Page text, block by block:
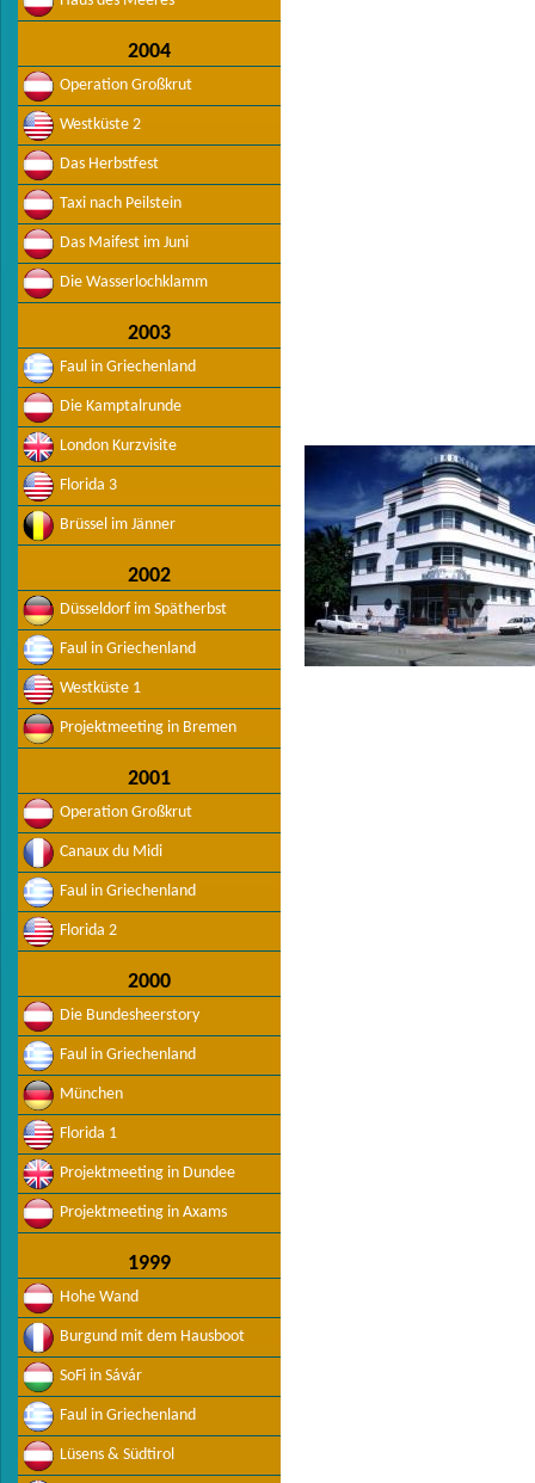
2004
Operation Großkrut
Westküste 2
Das Herbstfest
Taxi nach Peilstein
Das Maifest im Juni
Die Wasserlochklamm
2003
Faul in Griechenland
Die Kamptalrunde
London Kurzvisite
Florida 3
Brüssel im Jänner
2002
Düsseldorf im Spätherbst
Faul in Griechenland
Westküste 1
Projektmeeting in Bremen
2001
Operation Großkrut
Canaux du Midi
Faul in Griechenland
Florida 2
2000
Die Bundesheerstory
Faul in Griechenland
München
Florida 1
Projektmeeting in Dundee
Projektmeeting in Axams
1999
Hohe Wand
Burgund mit dem Hausboot
SoFi in Sávár
Faul in Griechenland
Lüsens & Südtirol